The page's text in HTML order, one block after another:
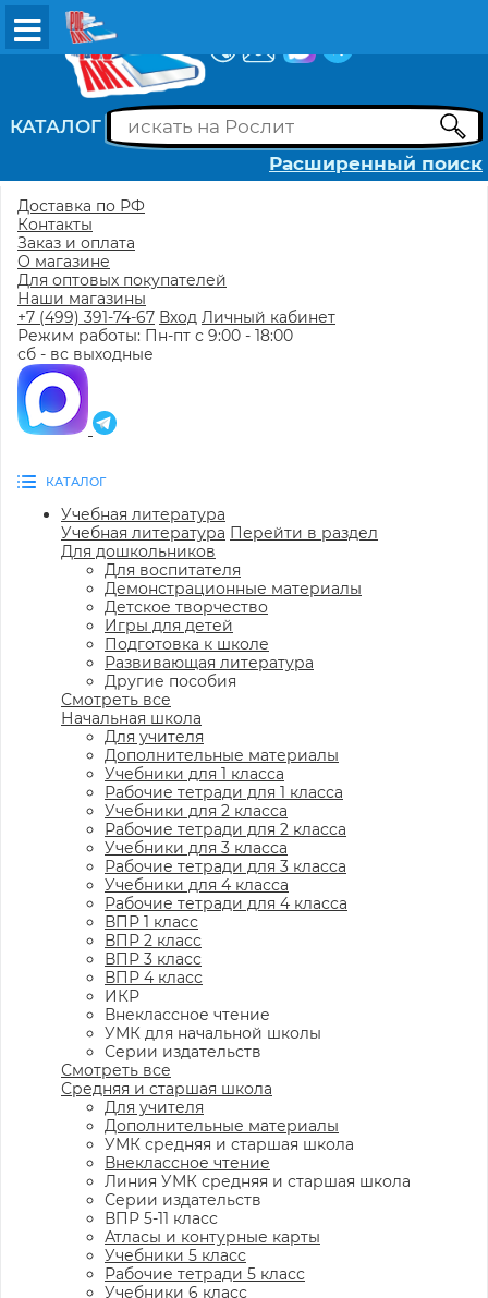
КАТАЛОГ
Расширенный поиск
Доставка по РФ
Контакты
Заказ и оплата
О магазине
Для оптовых покупателей
Наши магазины
+7 (499) 391-74-67 Вход Личный кабинет
Режим работы: Пн-пт с 9:00 - 18:00
сб - вс выходные
КАТАЛОГ
Учебная литература
Учебная литература Перейти в раздел
Для дошкольников
Для воспитателя
Демонстрационные материалы
Детское творчество
Игры для детей
Подготовка к школе
Развивающая литература
Другие пособия
Смотреть все
Начальная школа
Для учителя
Дополнительные материалы
Учебники для 1 класса
Рабочие тетради для 1 класса
Учебники для 2 класса
Рабочие тетради для 2 класса
Учебники для 3 класса
Рабочие тетради для 3 класса
Учебники для 4 класса
Рабочие тетради для 4 класса
ВПР 1 класс
ВПР 2 класс
ВПР 3 класс
ВПР 4 класс
ИКР
Внеклассное чтение
УМК для начальной школы
Серии издательств
Смотреть все
Средняя и старшая школа
Для учителя
Дополнительные материалы
УМК средняя и старшая школа
Внеклассное чтение
Линия УМК средняя и старшая школа
Серии издательств
ВПР 5-11 класс
Атласы и контурные карты
Учебники 5 класс
Рабочие тетради 5 класс
Учебники 6 класс